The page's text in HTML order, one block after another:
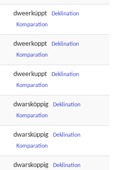
dweerküppt
Deklination
Komparation
dweerkoppt
Deklination
Komparation
dweerkuppt
Deklination
Komparation
dwarsköppig
Deklination
Komparation
dwarsküppig
Deklination
Komparation
dwarskoppig
Deklination